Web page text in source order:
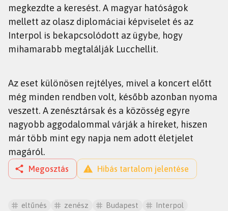
megkezdte a keresést. A magyar hatóságok
mellett az olasz diplomáciai képviselet és az
Interpol is bekapcsolódott az ügybe, hogy
mihamarabb megtalálják Lucchellit.
Az eset különösen rejtélyes, mivel a koncert előtt
még minden rendben volt, később azonban nyoma
veszett. A zenésztársak és a közösség egyre
nagyobb aggodalommal várják a híreket, hiszen
már több mint egy napja nem adott életjelet
magáról.
Megosztás Hibás tartalom jelentése
eltűnés zenész Budapest
Interpol